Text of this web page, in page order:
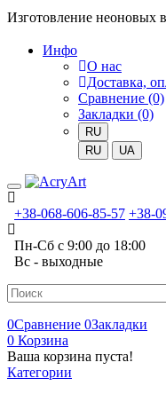
Изготовление неоновых
Инфо
О нас
Доставка,
Сравнение (0)
Закладки (0)
RU
RU
UA
Toggle
mobile
menu
+38-068-606-85-57 +38-
Пн-Сб с 9:00 до 18:00
Вс - выходные
Search
0Сравнение 0Закладки
0 Корзина
Ваша корзина пуста!
Категории